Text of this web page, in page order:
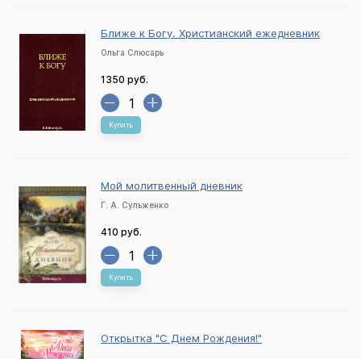
Ближе к Богу. Христианский ежедневник
Ольга Слюсарь
1350 руб.
Купить
Мой молитвенный дневник
Г. А. Сульженко
410 руб.
Купить
Открытка "С Днем Рождения!"